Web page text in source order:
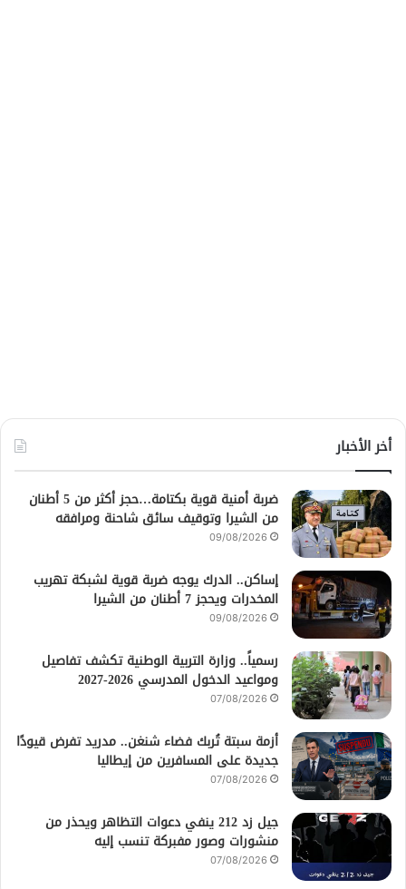
أخر الأخبار
ضربة أمنية قوية بكتامة…حجز أكثر من 5 أطنان
من الشيرا وتوقيف سائق شاحنة ومرافقه
09/08/2026
إساكن.. الدرك يوجه ضربة قوية لشبكة تهريب
المخدرات ويحجز 7 أطنان من الشيرا
09/08/2026
رسمياً.. وزارة التربية الوطنية تكشف تفاصيل
ومواعيد الدخول المدرسي 2026-2027
07/08/2026
أزمة سبتة تُربك فضاء شنغن.. مدريد تفرض قيودًا
جديدة على المسافرين من إيطاليا
07/08/2026
جيل زد 212 ينفي دعوات التظاهر ويحذر من
منشورات وصور مفبركة تنسب إليه
07/08/2026